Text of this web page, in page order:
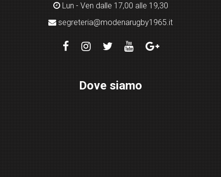
Lun - Ven dalle 17,00 alle 19,30
segreteria@modenarugby1965.it
Dove siamo